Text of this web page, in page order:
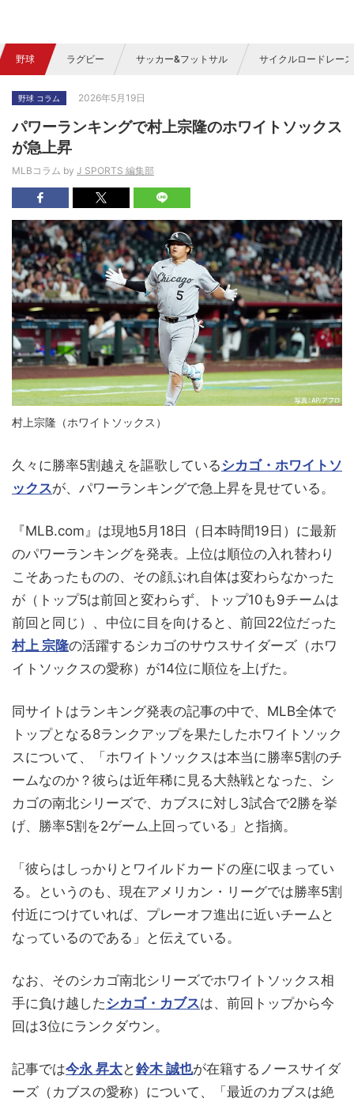
野球 ラグビー サッカー&フットサル サイクルロードレース
野球 コラム 2026年5月19日
パワーランキングで村上宗隆のホワイトソックス
が急上昇
MLBコラム by J SPORTS 編集部
村上宗隆（ホワイトソックス）
久々に勝率5割越えを謳歌しているシカゴ・ホワイトソ
ックスが、パワーランキングで急上昇を見せている。
『MLB.com』は現地5月18日（日本時間19日）に最新
のパワーランキングを発表。上位は順位の入れ替わり
こそあったものの、その顔ぶれ自体は変わらなかった
が（トップ5は前回と変わらず、トップ10も9チームは
前回と同じ）、中位に目を向けると、前回22位だった
村上 宗隆の活躍するシカゴのサウスサイダーズ（ホワ
イトソックスの愛称）が14位に順位を上げた。
同サイトはランキング発表の記事の中で、MLB全体で
トップとなる8ランクアップを果たしたホワイトソック
スについて、「ホワイトソックスは本当に勝率5割のチ
ームなのか？彼らは近年稀に見る大熱戦となった、シ
カゴの南北シリーズで、カブスに対し3試合で2勝を挙
げ、勝率5割を2ゲーム上回っている」と指摘。
「彼らはしっかりとワイルドカードの座に収まってい
る。というのも、現在アメリカン・リーグでは勝率5割
付近につけていれば、プレーオフ進出に近いチームと
なっているのである」と伝えている。
なお、そのシカゴ南北シリーズでホワイトソックス相
手に負け越したシカゴ・カブスは、前回トップから今
回は3位にランクダウン。
記事では今永 昇太と鈴木 誠也が在籍するノースサイダ
ーズ（カブスの愛称）について、「最近のカブスは絶